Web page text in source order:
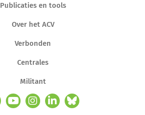
Publicaties en tools
Over het ACV
Verbonden
Centrales
Militant